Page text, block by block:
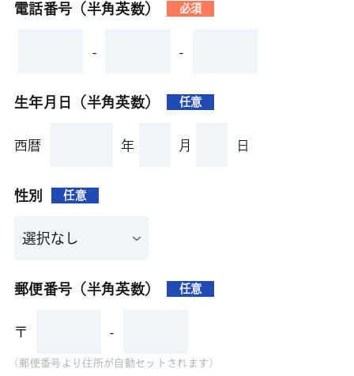
電話番号（半角英数） 必須
- -
生年月日（半角英数） 任意
西暦 年 月 日
性別 任意
郵便番号（半角英数） 任意
〒 -
(郵便番号より住所が自動セットされます)